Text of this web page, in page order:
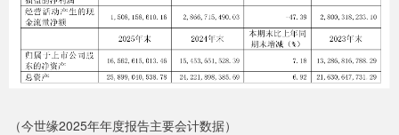
（今世缘2025年年度报告主要会计数据）